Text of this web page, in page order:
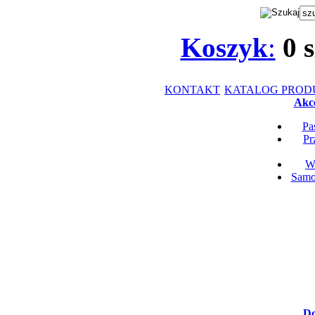
Koszyk: 0
KONTAKT KATALOG